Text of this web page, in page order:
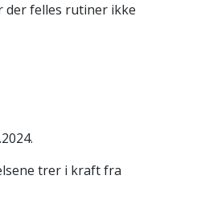
der felles rutiner ikke
trer i kraft fra